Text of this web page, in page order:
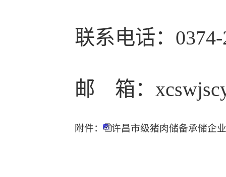
联系电话：0374-
邮 箱：
附件： 许昌市级猪肉储备承储企